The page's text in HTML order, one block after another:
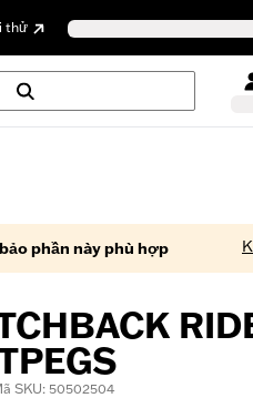
thử
phần này phù hợp
SKU: 50502504